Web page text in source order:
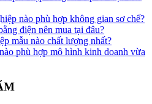
nào phù hợp không gian sơ chế?
điện nên mua tại đâu?
mẫu nào chất lượng nhất?
phù hợp mô hình kinh doanh vừa